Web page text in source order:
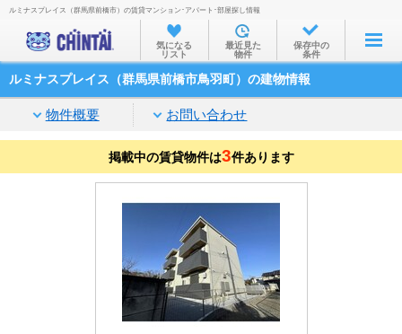
お部屋を探す
沿線・駅から
住所から
家賃相場から
通勤通学時間から
不動産会社から
TOP
ルミナスプレイス（群馬県前橋市）の賃貸マンション･アパート･部屋探し情報
気になる
リスト
最近見た
物件
保存中の
条件
ルミナスプレイス（群馬県前橋市鳥羽町）の建物情報
物件概要 お問い合わせ
掲載中の賃貸物件は3件あります